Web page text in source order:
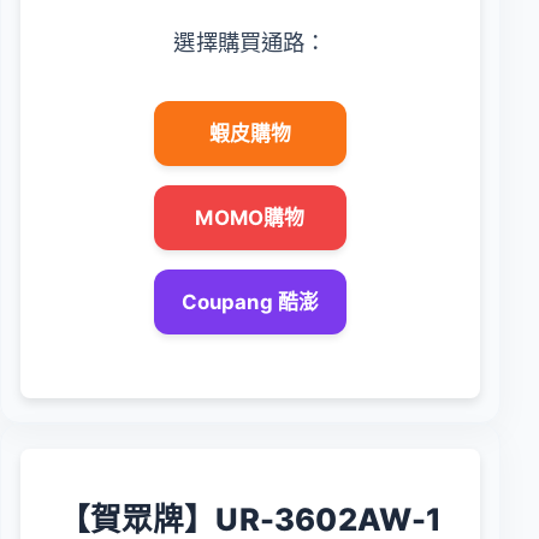
選擇購買通路：
蝦皮購物
MOMO購物
Coupang 酷澎
【賀眾牌】UR-3602AW-1